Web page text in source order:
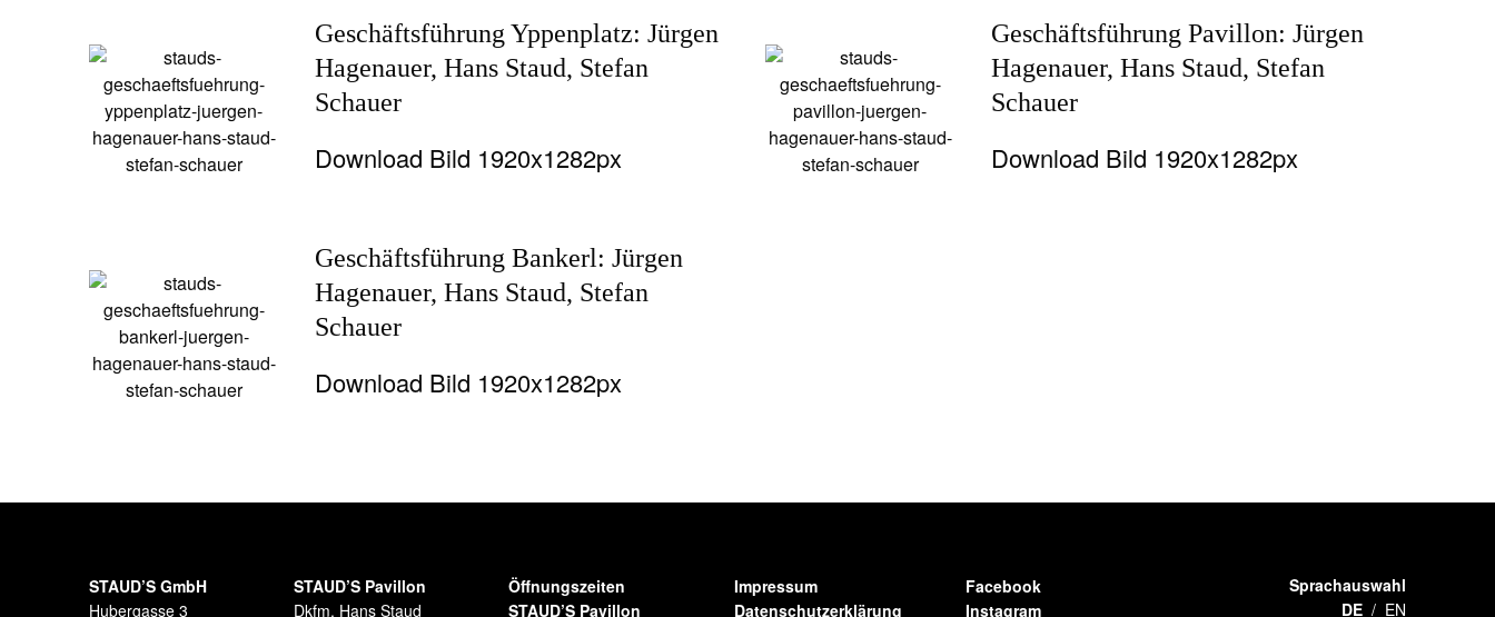
Geschäftsführung Yppenplatz: Jürgen
Hagenauer, Hans Staud, Stefan
Schauer
Download Bild 1920x1282px
Geschäftsführung Pavillon: Jürgen
Hagenauer, Hans Staud, Stefan
Schauer
Download Bild 1920x1282px
Geschäftsführung Bankerl: Jürgen
Hagenauer, Hans Staud, Stefan
Schauer
Download Bild 1920x1282px
STAUD’S GmbH
Hubergasse 3
STAUD’S Pavillon
Dkfm. Hans Staud
Öffnungszeiten
STAUD’S Pavillon
Impressum
Datenschutzerklärung
Facebook
Instagram
Sprachauswahl
DE
EN